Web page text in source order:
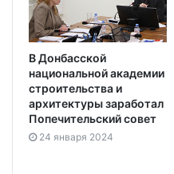
В Донбасской
национальной академии
строительства и
архитектуры заработал
Попечительский совет
24 января 2024